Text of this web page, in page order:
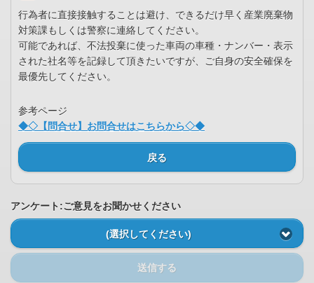
行為者に直接接触することは避け、できるだけ早く産業廃棄物
対策課もしくは警察に連絡してください。
可能であれば、不法投棄に使った車両の車種・ナンバー・表示
された社名等を記録して頂きたいですが、ご自身の安全確保を
最優先してください。
参考ページ
◆◇【問合せ】お問合せはこちらから◇◆
戻る
アンケート:ご意見をお聞かせください
(選択してください)
送信する